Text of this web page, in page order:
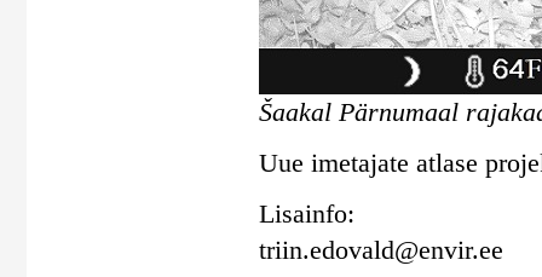
Šaakal Pärnumaal
Uue imetajate atlase
Lisainfo:
triin.edovald@envir.ee